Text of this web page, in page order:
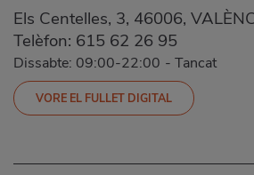
Els Centelles, 3, 46006,
Telèfon: 615 62 26 95
Dissabte: 09:00-22:00 - Tancat
VORE EL FULLET DIGITAL